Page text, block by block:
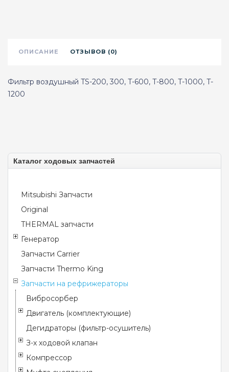
ОПИСАНИЕ ОТЗЫВОВ (0)
Фильтр воздушный TS-200, 300, T-600, T-800, T-1000, T-
1200
Каталог ходовых запчастей
Mitsubishi Запчасти
Original
THERMAL запчасти
Генератор
Запчасти Carrier
Запчасти Thermo King
Запчасти на рефрижераторы
Вибросорбер
Двигатель (комплектующие)
Дегидраторы (фильтр-осушитель)
З-х ходовой клапан
Компрессор